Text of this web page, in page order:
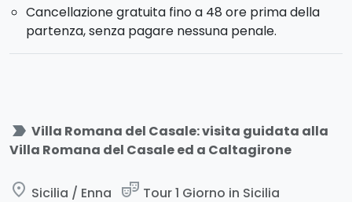
persone e non a persona.
Cancellazione gratuita fino a 48 ore prima della
partenza, senza pagare nessuna penale.
label_important Villa Romana del Casale: visita guidata alla
Villa Romana del Casale ed a Caltagirone
place Sicilia / Enna theater_comedy Tour 1 Giorno in Sicilia